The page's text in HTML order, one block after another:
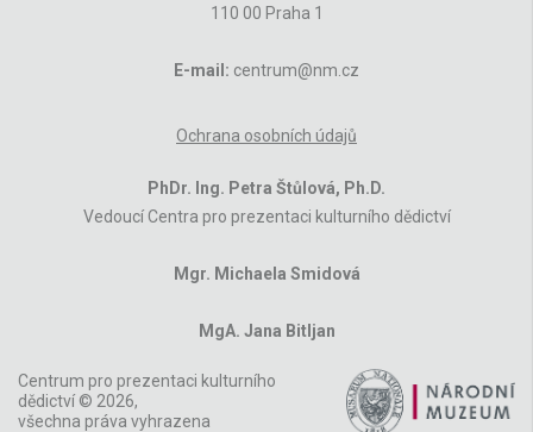
110 00 Praha 1
E-mail: centrum@nm.cz
Ochrana osobních údajů
PhDr. Ing. Petra Štůlová, Ph.D.
Vedoucí Centra pro prezentaci kulturního dědictví
Mgr. Michaela Smidová
MgA. Jana Bitljan
Centrum pro prezentaci kulturního
dědictví © 2026,
všechna práva vyhrazena